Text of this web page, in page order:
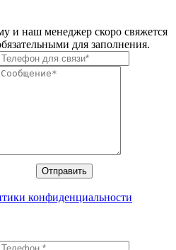
и наш менеджер скоро свяжется
для заполнения.
Отправить
конфиденциальности